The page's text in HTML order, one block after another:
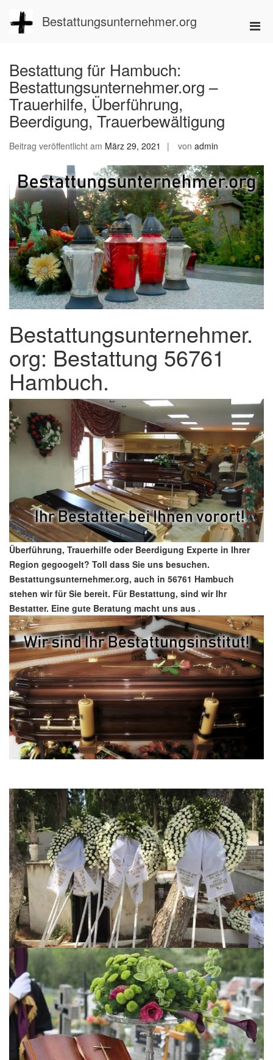
Inhalt
springen
Bestattungsunternehmer.org
Bestattung für Hambuch:
Bestattungsunternehmer.org –
Trauerhilfe, Überführung,
Beerdigung, Trauerbewältigung
Beitrag veröffentlicht am März 29, 2021 von admin
Bestattungsunternehmer.
org: Bestattung 56761
Hambuch.
Überführung, Trauerhilfe oder Beerdigung Experte in Ihrer
Region gegoogelt? Toll dass Sie uns besuchen.
Bestattungsunternehmer.org, auch in 56761 Hambuch
stehen wir für Sie bereit. Für Bestattung, sind wir Ihr
Bestatter. Eine gute Beratung macht uns aus .